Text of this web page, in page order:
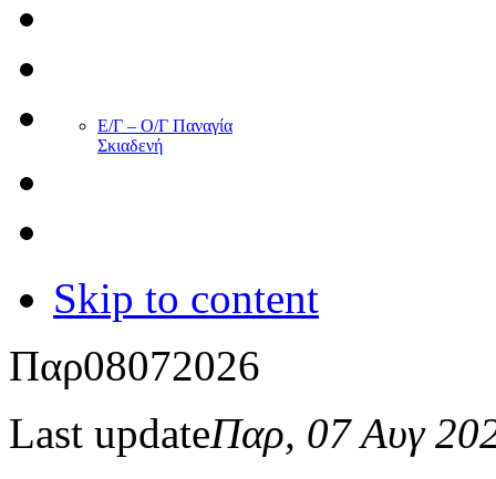
Ε/Γ – Ο/Γ Παναγία
Σκιαδενή
Skip to content
Παρ08072026
Last updateΠαρ, 07 Αυγ